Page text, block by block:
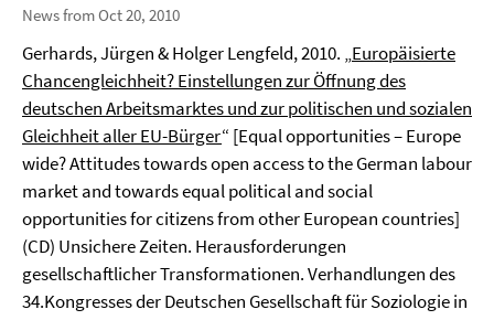
News from Oct 20, 2010
Gerhards, Jürgen & Holger Lengfeld, 2010. „Europäisierte
Chancengleichheit? Einstellungen zur Öffnung des
deutschen Arbeitsmarktes und zur politischen und sozialen
Gleichheit aller EU-Bürger“ [Equal opportunities – Europe
wide? Attitudes towards open access to the German labour
market and towards equal political and social
opportunities for citizens from other European countries]
(CD) Unsichere Zeiten. Herausforderungen
gesellschaftlicher Transformationen. Verhandlungen des
34.Kongresses der Deutschen Gesellschaft für Soziologie in